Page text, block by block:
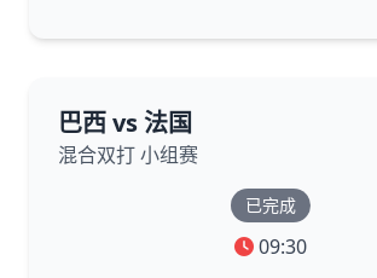
巴西 vs 法国
混合双打 小组赛
已完成
09:30